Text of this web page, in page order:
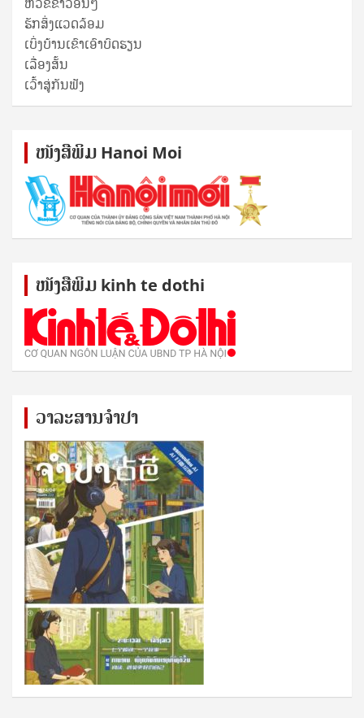
ຮັກສິ່ງແວດລ້ອມ
ເບິ່ງບ້ານເຂົາເອົາບົດຮຽນ
ເລື່ອງສັ້ນ
ເວົ້າສູ່ກັນຟັງ
ໜັງ​ສື​ພິມ Hanoi Moi
ໜັງ​ສື​ພິມ kinh te dothi
ວາລະສານຈຳປາ